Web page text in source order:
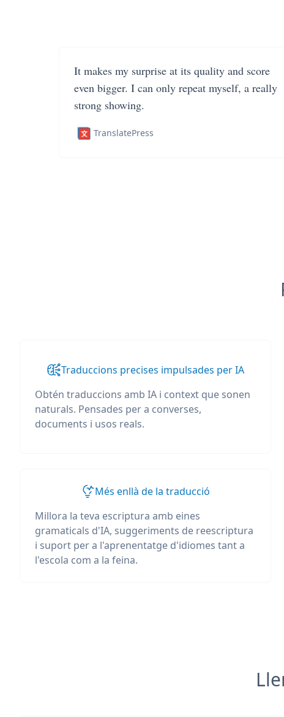
It makes my surprise at its quality and score
even bigger. I can only repeat myself, a really
strong showing.
TranslatePress
Traduccions precises impulsades per IA
Obtén traduccions amb IA i context que sonen
naturals. Pensades per a converses,
documents i usos reals.
Més enllà de la traducció
Millora la teva escriptura amb eines
gramaticals d'IA, suggeriments de reescriptura
i suport per a l'aprenentatge d'idiomes tant a
l'escola com a la feina.